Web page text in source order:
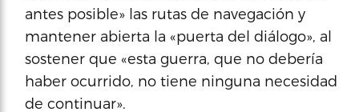
antes posible» las rutas de navegación y
mantener abierta la «puerta del diálogo», al
sostener que «esta guerra, que no debería
haber ocurrido, no tiene ninguna necesidad
de continuar».